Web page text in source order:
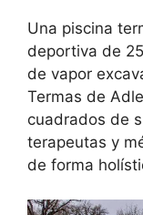
Una piscina
deportiva de
de vapor
Termas de
cuadrados de
terapeutas y
de forma